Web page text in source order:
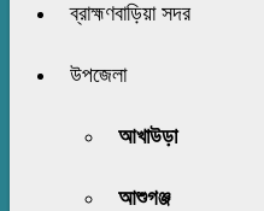
ব্রাহ্মণবাড়িয়া সদর
উপজেলা
আখাউড়া
আশুগঞ্জ